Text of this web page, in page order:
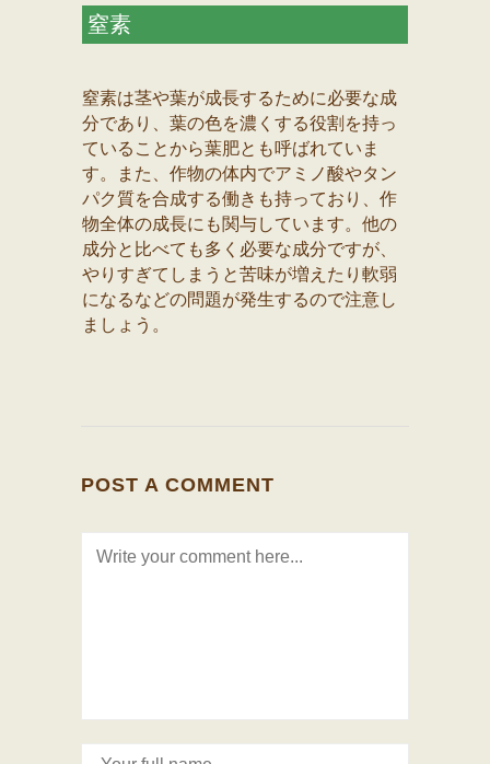
窒素
窒素は茎や葉が成長するために必要な成
分であり、葉の色を濃くする役割を持っ
ていることから葉肥とも呼ばれていま
す。また、作物の体内でアミノ酸やタン
パク質を合成する働きも持っており、作
物全体の成長にも関与しています。他の
成分と比べても多く必要な成分ですが、
やりすぎてしまうと苦味が増えたり軟弱
になるなどの問題が発生するので注意し
ましょう。
POST A COMMENT